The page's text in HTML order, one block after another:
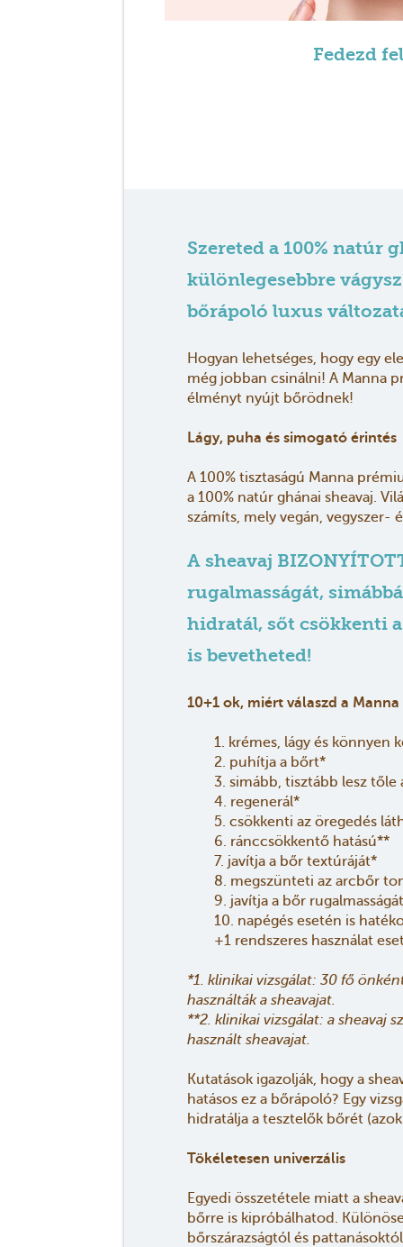
Fedezd
Szereted a 100% natúr
különlegesebbre
bőrápoló luxus
Hogyan lehetséges, hogy egy
még jobban csinálni! A Manna
élményt nyújt bőrödnek!
Lágy, puha és simogató érintés
A 100% tisztaságú Manna
a 100% natúr ghánai sheavaj.
számíts, mely vegán, vegyszer-
A sheavaj
rugalmasságát,
hidratál, sőt csökkenti
is bevetheted!
10+1 ok, miért válaszd a
1. krémes, lágy és könnyen
2. puhítja a bőrt*
3. simább, tisztább lesz tőle
4. regenerál*
5. csökkenti az öregedés
6. ránccsökkentő hatású**
7. javítja a bőr textúráját*
8. megszünteti az arcbőr
9. javítja a bőr
10. napégés esetén is
+1 rendszeres használat
*1. klinikai vizsgálat: 30 fő
használták a sheavajat.
**2. klinikai vizsgálat: a sheavaj
használt sheavajat.
Kutatások igazolják, hogy a
hatásos ez a bőrápoló? Egy
hidratálja a tesztelők bőrét
Tökéletesen univerzális
Egyedi összetétele miatt a
bőrre is kipróbálhatod.
bőrszárazságtól és